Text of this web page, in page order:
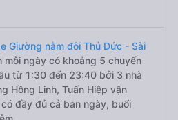
Giường nằm đôi Thủ Đức - Sài
mỗi ngày có khoảng 5 chuyến
từ 1:30 đến 23:40 bởi 3 nhà
Hồng Linh, Tuấn Hiệp vận
đầy đủ cả ban ngày, buổi